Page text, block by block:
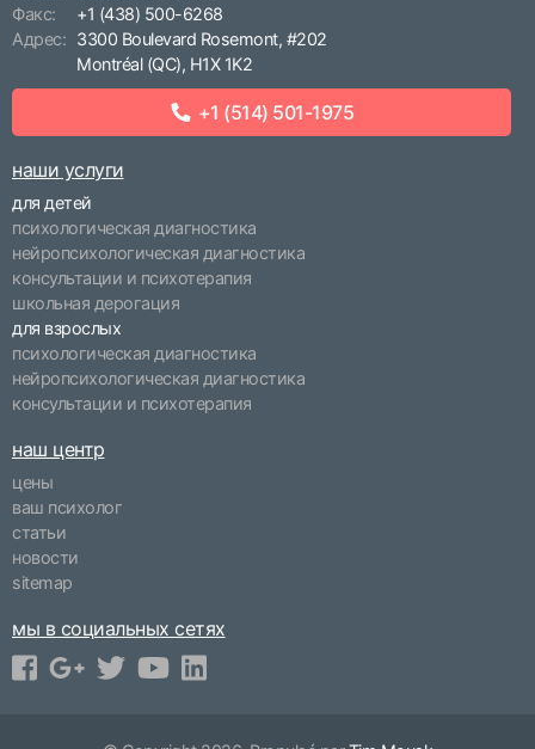
Факс:
+1 (438) 500-6268
Адрес: 3300 Boulevard Rosemont, #202
Montréal (QC), H1X 1K2
+1 (514) 501-1975
наши услуги
для детей
психологическая диагностика
нейропсихологическая диагностика
консультации и психотерапия
школьная дерогация
для взрослых
психологическая диагностика
нейропсихологическая диагностика
консультации и психотерапия
наш центр
цены
ваш психолог
статьи
новости
sitemap
мы в социальных сетях